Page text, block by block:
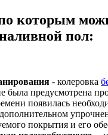
которым
пол:
- колеровка
была предусмотрена
появилась
покрытия и его